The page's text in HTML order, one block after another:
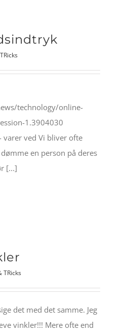
technology/online-
1.3904030
varer ved Vi bliver ofte
en person på deres
[...]
TRicks
det med det samme. Jeg
vinkler!!! Mere ofte end